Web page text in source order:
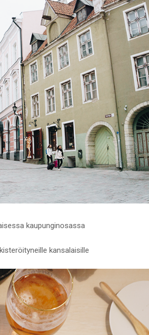
kaupunginosassa
kansalaisille